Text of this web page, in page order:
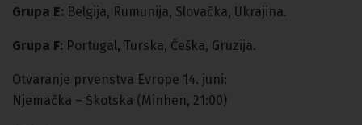
Grupa E: Belgija, Rumunija, Slovačka, Ukrajina.
Grupa F: Portugal, Turska, Češka, Gruzija.
Otvaranje prvenstva Evrope 14. juni:
Njemačka – Škotska (Minhen, 21:00)